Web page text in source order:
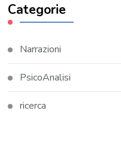
Categorie
Narrazioni
PsicoAnalisi
ricerca